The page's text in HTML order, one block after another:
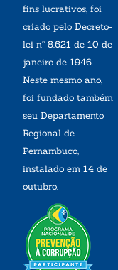
fins lucrativos, foi
criado pelo Decreto-
lei nº 8.621 de 10 de
janeiro de 1946.
Neste mesmo ano,
foi fundado também
seu Departamento
Regional de
Pernambuco,
instalado em 14 de
outubro.